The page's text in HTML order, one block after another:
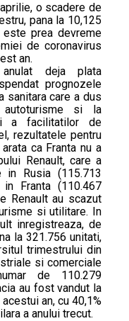
o scadere de
pana la 10,125
prea devreme
de coronavirus
an.
deja plata
prognozele
sanitara care a dus
si la
a facilitatilor de
rezultatele pentru
ca Franta nu a
Renault, care a
in Rusia (115.713
Franta (110.467
Renault au scazut
si utilitare. In
inregistreaza, de
la 321.756 unitati,
trimestrului din
si comerciale
de 110.279
au fost vandut la
an, cu 40,1%
a anului trecut.